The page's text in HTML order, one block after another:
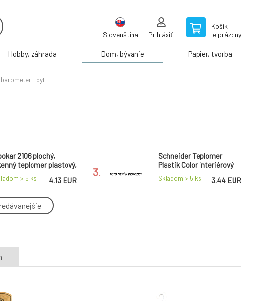
Slovenština Prihlásiť
Košík
je prázdny
Hobby, záhrada Dom, bývanie Papier, tvorba
- byt
2106 plochý,
teplomer plastový,
> 5 ks 4.13 EUR
3.
Schneider Teplomer
Plastik Color interiérový
17,8 x 3,3 cm rôzne farby 1
kus
Skladom > 5 ks 3.44 EUR
5101 Teplomer do